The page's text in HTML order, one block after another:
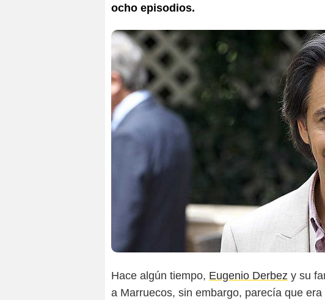
ocho episodios.
Hace algún tiempo, Eugenio Derbez y su
a Marruecos, sin embargo, parecía que